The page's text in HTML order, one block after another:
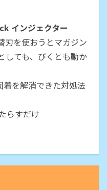
インジェクター
刃を使おうとマガジン
しても、びくとも動か
着を解消できた対処法
らすだけ